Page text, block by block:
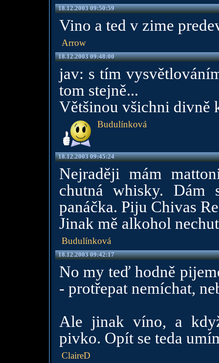
18.12.2003 09:50:59
Vino a ted v zime
Arrow
18.12.2003 09:48:00
jav: s tím
tom stejně...
Většinou všichni divně
Budulínková
18.12.2003 09:45:24
Nejraději mám
chutná whisky.
panáčka. Piju Chivas
Jinak mě alkohol
Budulínková
18.12.2003 09:42:17
No my teď hodně
- protřepat nemíchat,
Ale jinak víno, a
pivko. Opít se teda
ClaireD